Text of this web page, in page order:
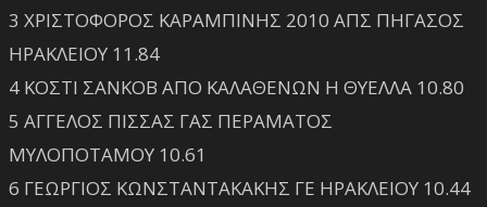
3 ΧΡΙΣΤΟΦΟΡΟΣ ΚΑΡΑΜΠΙΝΗΣ 2010 ΑΠΣ ΠΗΓΑΣΟΣ
ΗΡΑΚΛΕΙΟΥ 11.84
4 ΚΟΣΤΙ ΣΑΝΚΟΒ ΑΠΟ ΚΑΛΑΘΕΝΩΝ Η ΘΥΕΛΛΑ 10.80
5 ΑΓΓΕΛΟΣ ΠΙΣΣΑΣ ΓΑΣ ΠΕΡΑΜΑΤΟΣ
ΜΥΛΟΠΟΤΑΜΟΥ 10.61
6 ΓΕΩΡΓΙΟΣ ΚΩΝΣΤΑΝΤΑΚΑΚΗΣ ΓΕ ΗΡΑΚΛΕΙΟΥ 10.44